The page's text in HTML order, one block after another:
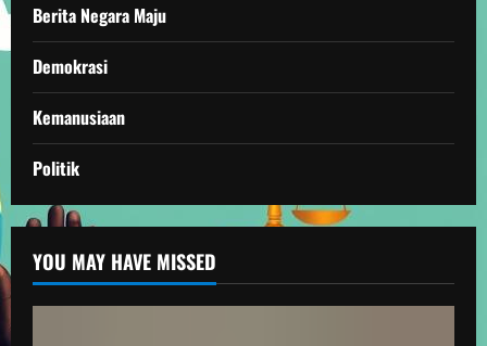
Berita Negara Maju
Demokrasi
Kemanusiaan
Politik
YOU MAY HAVE MISSED